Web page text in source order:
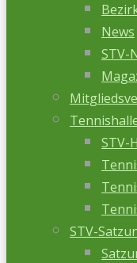
News
STV-
STV-
STV-